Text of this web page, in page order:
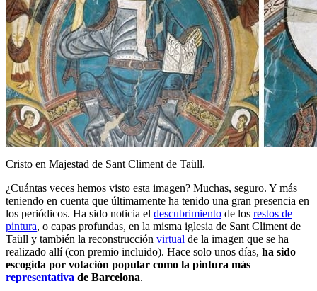
Cristo en Majestad de Sant Climent de Taüll.
¿Cuántas veces hemos visto esta imagen? Muchas, seguro. Y más
teniendo en cuenta que últimamente ha tenido una gran presencia en
los periódicos. Ha sido noticia el descubrimiento de los restos de
pintura, o capas profundas, en la misma iglesia de Sant Climent de
Taüll y también la reconstrucción virtual de la imagen que se ha
realizado allí (con premio incluido). Hace solo unos días, ha sido
escogida por votación popular como la pintura más
representativa de Barcelona.